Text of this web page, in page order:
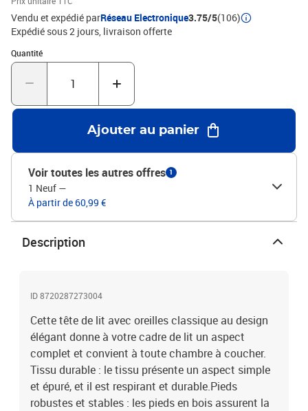
bleuMatériau : tissu (100 % polyester), bois d'ingénierie, bois de
mélèze massifMatériau de remplissage : mousseDimensions
totales : 103 x 16 x 118/128 cm (l x P x H)La livraison contient :1 x
tête de lit2 x oreille
Vendu et expédié parRéseau Electronique3.75/5(106)
Expédié sous 2 jours livraison offerte
Quantité
Quantité : 1
Ajouter au panier
Voir toutes les autres offres 1
1 Neuf —
À partir de 60,99 €
Description
ID 8720287273004
Cette tête de lit avec oreilles classique au design
élégant donne à votre cadre de lit un aspect
complet et convient à toute chambre à coucher.
Tissu durable : le tissu présente un aspect simple
et épuré, et il est respirant et durable.Pieds
robustes et stables : les pieds en bois assurent la